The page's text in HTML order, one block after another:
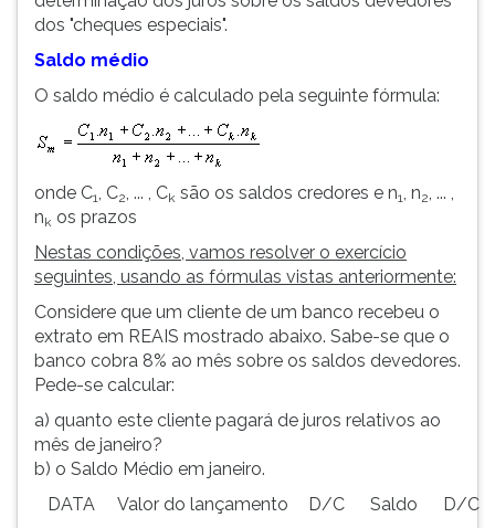
dos "cheques especiais".
Saldo médio
O saldo médio é calculado pela seguinte fórmula:
onde C1, C2, ... , Ck são os saldos credores e n1, n2, ... ,
nk os prazos
Nestas condições, vamos resolver o exercício
seguintes, usando as fórmulas vistas anteriormente:
Considere que um cliente de um banco recebeu o
extrato em REAIS mostrado abaixo. Sabe-se que o
banco cobra 8% ao mês sobre os saldos devedores.
Pede-se calcular:
a) quanto este cliente pagará de juros relativos ao
mês de janeiro?
b) o Saldo Médio em janeiro.
DATA
Valor do lançamento D/C Saldo
D/C